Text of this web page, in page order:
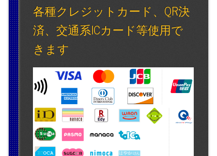
各種クレジットカード、QR決
済、交通系ICカード等使用で
きます